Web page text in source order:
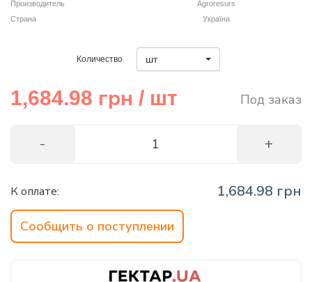
302
Бесплатно по
+38 (096) 733
+38 (093) 733
733 0
info@hectare.ua
Производитель
Agroresurs
Страна
Україна
Количество шт
1,684.98 грн / шт Под заказ
К оплате: 1,684.98 грн
Сообщить о поступлении